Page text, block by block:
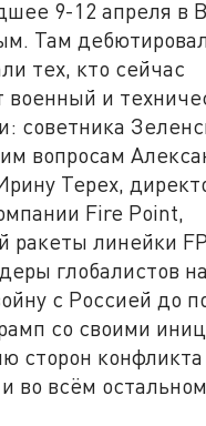
9-12 апреля в
Там
тех, кто сейчас
военный и
советника
вопросам
Терех,
Fire Point,
ракеты линейки
глобалистов
с Россией до
со своими
сторон конфликта
во всём